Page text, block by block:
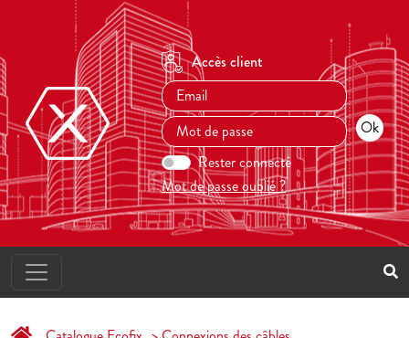
Accès client
Rester connecté
Mot de passe oublié ?